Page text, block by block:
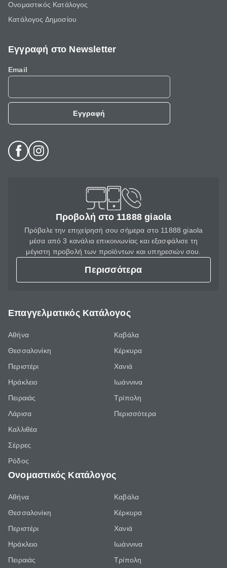
Ονομαστικός Κατάλογος
Κατάλογος Δημοσίου
Εγγραφή στο Newsletter
Email
Εγγραφή
Προβολή στο 11888 giaola
Πρόβαλε την επιχείρησή σου σήμερα στο 11888 giaola
μέσα από 3 κανάλια επικοινωνίας και εξασφάλισε τη
μέγιστη προβολή των προϊόντων και υπηρεσιών σου.
Περισσότερα
Επαγγελματικός Κατάλογος
Αθήνα
Θεσσαλονίκη
Περιστέρι
Ηράκλειο
Πειραιάς
Λάρισα
Καλλιθέα
Σέρρες
Ρόδος
Καβάλα
Κέρκυρα
Χανιά
Ιωάννινα
Τρίπολη
Περισσότερα
Ονομαστικός Κατάλογος
Αθήνα
Θεσσαλονίκη
Περιστέρι
Ηράκλειο
Πειραιάς
Καβάλα
Κέρκυρα
Χανιά
Ιωάννινα
Τρίπολη